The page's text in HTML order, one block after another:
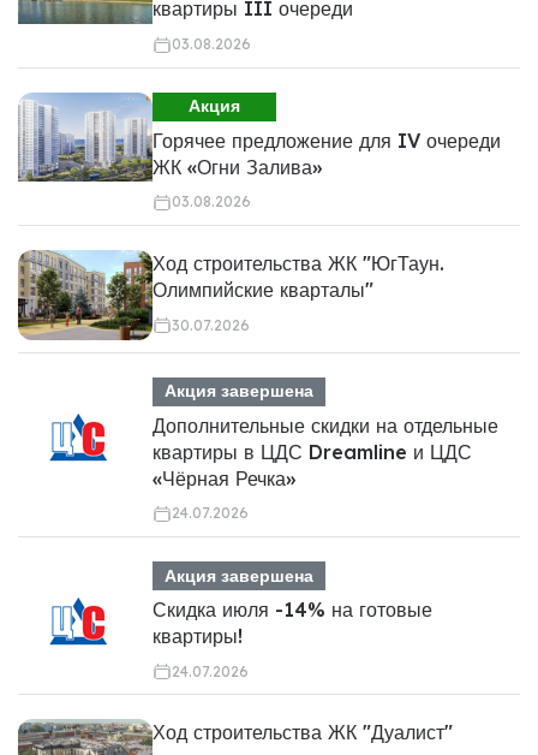
квартиры III очереди
03.08.2026
Акция
Горячее предложение для IV очереди
ЖК «Огни Залива»
03.08.2026
Ход строительства ЖК "ЮгТаун.
Олимпийские кварталы"
30.07.2026
Акция завершена
Дополнительные скидки на отдельные
квартиры в ЦДС Dreamline и ЦДС
«Чёрная Речка»
24.07.2026
Акция завершена
Скидка июля -14% на готовые
квартиры!
24.07.2026
Ход строительства ЖК "Дуалист"